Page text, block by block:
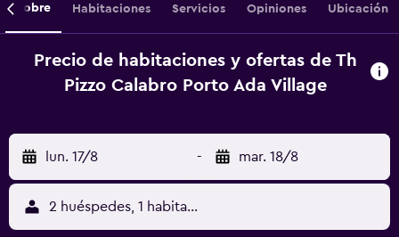
Sobre Habitaciones Servicios Opiniones Ubicación
Precio de habitaciones y ofertas de Th
Pizzo Calabro Porto Ada Village
lun. 17/8 - mar. 18/8
2 huéspedes, 1 habitación